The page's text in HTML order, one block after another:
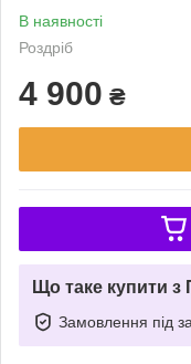
В наявності
Роздріб
4 900 ₴
Що таке купити з
Замовлення під